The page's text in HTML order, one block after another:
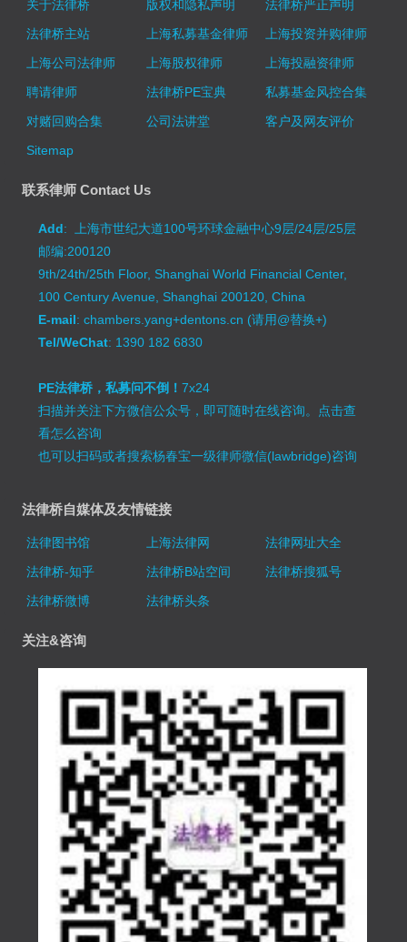
关于法律桥 版权和隐私声明
法律桥严正声明
法律桥主站
上海私募基金律师
上海投资并购律师
上海公司法律师
上海股权律师
上海投融资律师
聘请律师
法律桥PE宝典
私募基金风控合集
对赌回购合集
公司法讲堂
客户及网友评价
Sitemap
联系律师 Contact Us
Add: 上海市世纪大道100号环球金融中心9层/24层/25层
邮编:200120
9th/24th/25th Floor, Shanghai World Financial Center,
100 Century Avenue, Shanghai 200120, China
E-mail: chambers.yang+dentons.cn (请用@替换+)
Tel/WeChat: 1390 182 6830
PE法律桥，私募问不倒！7x24
扫描并关注下方微信公众号，即可随时在线咨询。 点击查
看怎么咨询
也可以扫码或者搜索杨春宝一级律师微信(lawbridge)咨询
法律桥自媒体及友情链接
法律图书馆 上海法律网
法律网址大全
法律桥-知乎
法律桥B站空间
法律桥搜狐号
法律桥微博
法律桥头条
关注&咨询